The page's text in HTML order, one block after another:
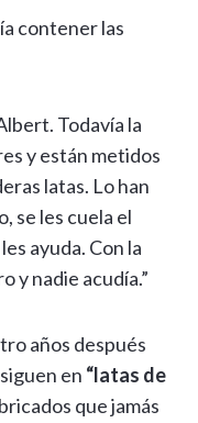
contener las
Todavía la
y están metidos
latas. Lo han
se les cuela el
ayuda. Con la
y nadie acudía.”
años después
en “latas de
que jamás